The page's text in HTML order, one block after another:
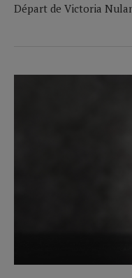
Départ de Victoria